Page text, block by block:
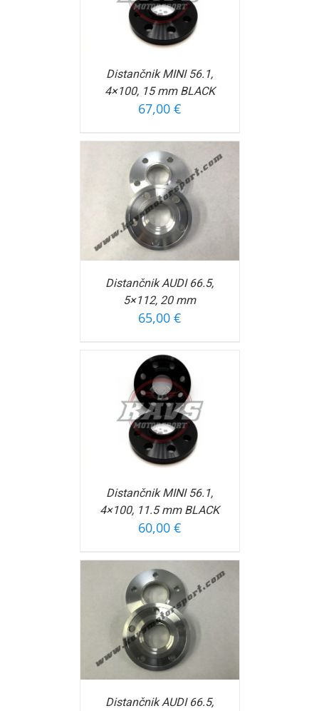
Distančnik MINI 56.1,
4×100, 15 mm BLACK
67,00 €
Distančnik AUDI 66.5,
5×112, 20 mm
65,00 €
Distančnik MINI 56.1,
4×100, 11.5 mm BLACK
60,00 €
Distančnik AUDI 66.5,